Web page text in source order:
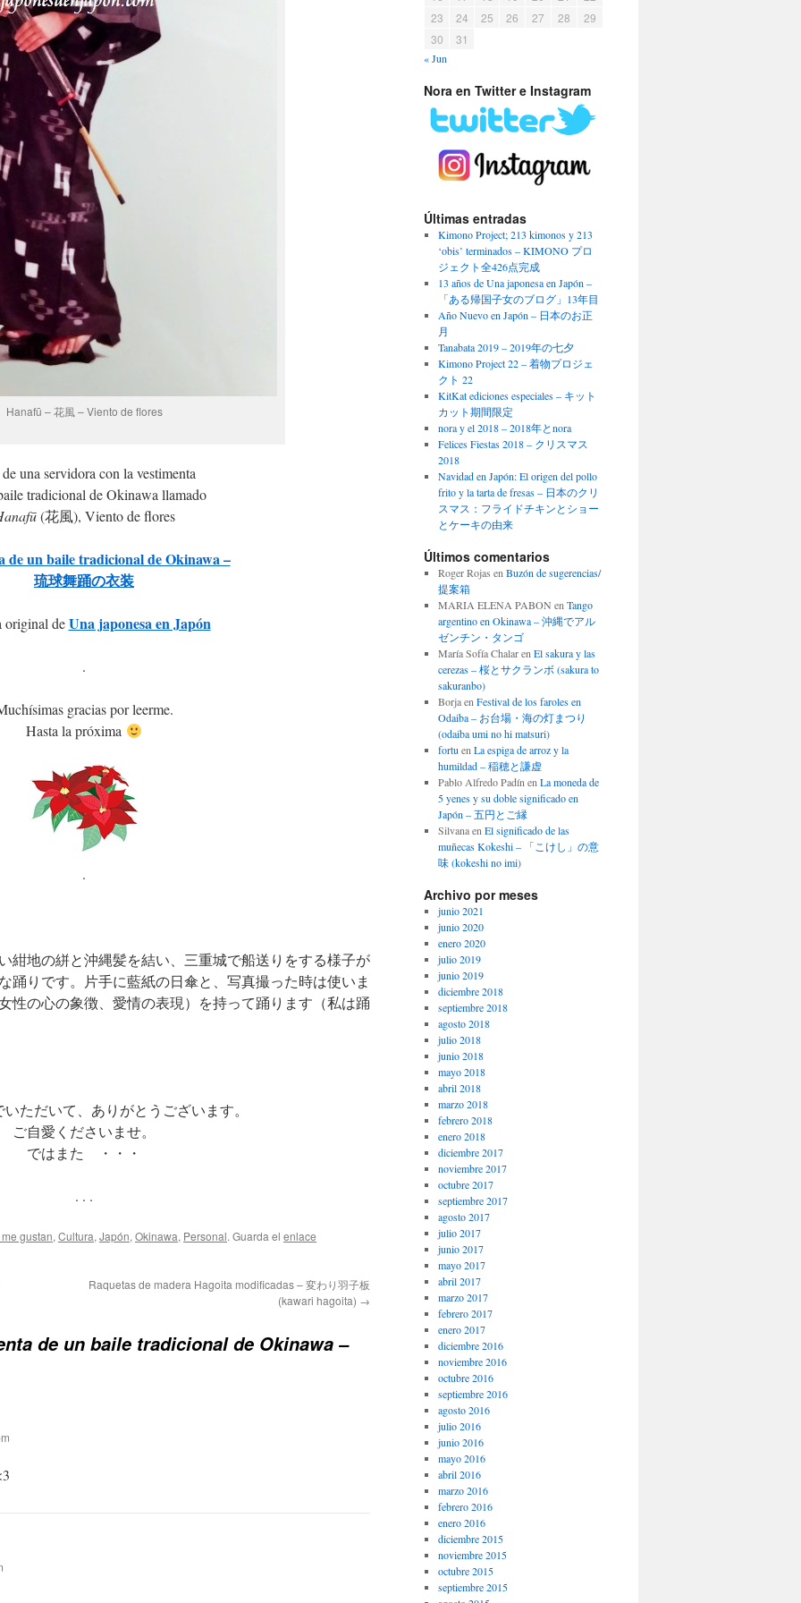
Hanafū – 花風 – Viento de flores
una servidora con la vestimenta
tradicional de Okinawa llamado
(花風), Viento de flores
de un baile tradicional de Okinawa –
琉球舞踊の衣装
original deUna japonesa en Japón
.
gracias por leerme.
Hasta la próxima
.
紺地の絣と沖縄髪を結い、三重城で船送りをする様子が
踊りです。片手に藍紙の日傘と、写真撮った時は使いま
性の心の象徴、愛情の表現）を持って踊ります（私は踊
ただいて、ありがとうございます。
ご自愛くださいませ。
ではまた ・・・
. . .
gustan, Cultura, Japón, Okinawa, Personal. Guarda el enlace
Raquetas de madera Hagoita modificadas – 変わり羽子板
(kawari hagoita) →
de un baile tradicional de Okinawa –
23
24 25 26 27 28
29
30
31
« Jun
Nora en Twitter e Instagram
Últimas entradas
Kimono Project; 213 kimonos y 213
‘obis’ terminados – KIMONO プロ
ジェクト全426点完成
13 años de Una japonesa en Japón –
「ある帰国子女のブログ」13年目
Año Nuevo en Japón – 日本のお正
月
Tanabata 2019 – 2019年の七夕
Kimono Project 22 – 着物プロジェ
クト 22
KitKat ediciones especiales – キット
カット期間限定
nora y el 2018 – 2018年とnora
Felices Fiestas 2018 – クリスマス
2018
Navidad en Japón: El origen del pollo
frito y la tarta de fresas – 日本のクリ
スマス：フライドチキンとショー
とケーキの由来
Últimos comentarios
Roger Rojas en Buzón de sugerencias/
提案箱
MARIA ELENA PABON en Tango
argentino en Okinawa – 沖縄でアル
ゼンチン・タンゴ
María Sofía Chalaren El sakura y las
cerezas – 桜とサクランボ (sakura to
sakuranbo)
Borjaen Festival de los faroles en
Odaiba – お台場・海の灯まつり
(odaiba umi no hi matsuri)
fortu en La espiga de arroz y la
humildad – 稲穂と謙虚
Pablo Alfredo Padín en La moneda de
5 yenes y su doble significado en
Japón – 五円とご縁
Silvanaen El significado de las
muñecas Kokeshi – 「こけし」の意
味 (kokeshi no imi)
Archivo por meses
junio 2021
junio 2020
enero 2020
julio 2019
junio 2019
diciembre 2018
septiembre 2018
agosto 2018
julio 2018
junio 2018
mayo 2018
abril 2018
marzo 2018
febrero 2018
enero 2018
diciembre 2017
noviembre 2017
octubre 2017
septiembre 2017
agosto 2017
julio 2017
junio 2017
mayo 2017
abril 2017
marzo 2017
febrero 2017
enero 2017
diciembre 2016
noviembre 2016
octubre 2016
septiembre 2016
agosto 2016
julio 2016
junio 2016
mayo 2016
abril 2016
marzo 2016
febrero 2016
enero 2016
diciembre 2015
noviembre 2015
octubre 2015
septiembre 2015